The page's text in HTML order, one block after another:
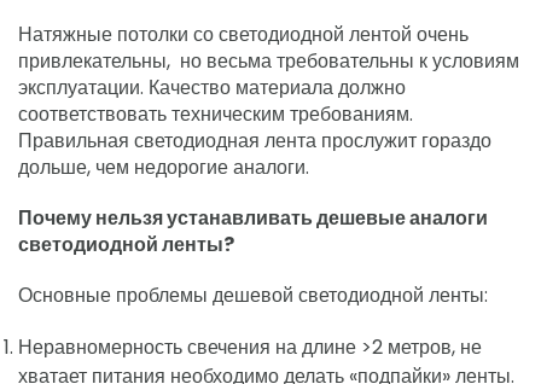
Натяжные потолки со светодиодной лентой очень
привлекательны, но весьма требовательны к условиям
эксплуатации. Качество материала должно
соответствовать техническим требованиям.
Правильная светодиодная лента прослужит гораздо
дольше, чем недорогие аналоги.
Почему нельзя устанавливать дешевые аналоги
светодиодной ленты?
Основные проблемы дешевой светодиодной ленты:
Неравномерность свечения на длине >2 метров, не
хватает питания необходимо делать «подпайки» ленты.